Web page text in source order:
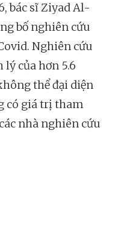
bác sĩ Ziyad Al-
bố nghiên cứu
Nghiên cứu
của hơn 5.6
thể đại diện
có giá trị tham
nhà nghiên cứu